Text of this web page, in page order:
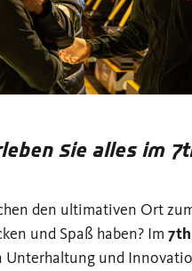
Sie alles im
den ultimativen Ort
und Spaß haben? Im 7th
Unterhaltung und